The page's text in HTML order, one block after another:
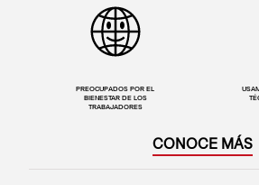
PREOCUPADOS POR EL
BIENESTAR DE LOS
TRABAJADORES
CONOCE MÁS